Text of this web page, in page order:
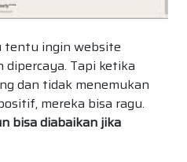
tentu ingin website
Tapi ketika
dan tidak menemukan
mereka bisa ragu.
bisa diabaikan jika